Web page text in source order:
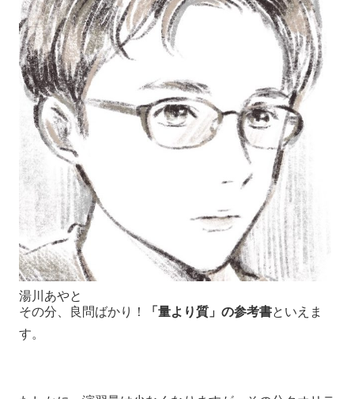
湯川あやと
その分、良問ばかり！ 「量より質」の参考書といえま
す。